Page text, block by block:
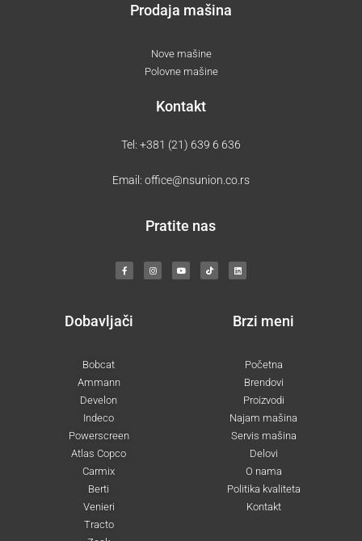
Prodaja mašina
Nove mašine
Polovne mašine
Kontakt
Tel: +381 (21) 639 6 636
Email: office@nsunion.co.rs
Pratite nas
c
e
b
-
f
s
t
a
u
t
u
k
t
o
n
k
e
Dobavljači
Bobcat
Ammann
Develon
Indeco
Powerscreen
Atlas Copco
Carmix
Berti
Venieri
Tracto
Brzi meni
Početna
Brendovi
Proizvodi
Najam mašina
Servis mašina
Delovi
O nama
Politika kvaliteta
Kontakt